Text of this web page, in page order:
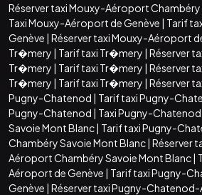
Réserver taxi Mouxy-Aéroport
Taxi Mouxy-Aéroport de Genève | Tarif
Genève | Réserver taxi Mouxy-Aéroport
Tr�mery | Tarif taxi Tr�mery | Réserver
Tr�mery | Tarif taxi Tr�mery | Réserver
Tr�mery | Tarif taxi Tr�mery | Réserver
Pugny-Chatenod | Tarif taxi Pugny-
Pugny-Chatenod | Taxi Pugny-
Savoie Mont Blanc| Tarif taxi Pugny-
Chambéry Savoie Mont Blanc| Réserver
Aéroport Chambéry Savoie Mont Blanc|
Aéroport de Genève | Tarif taxi Pugny-
Genève | Réserver taxi Pugny-